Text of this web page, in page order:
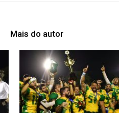
Mais do autor